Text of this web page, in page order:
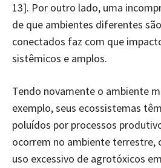
13]. Por outro lado, uma
de que ambientes diferentes
conectados faz com que
sistêmicos e amplos.
Tendo novamente o ambiente
exemplo, seus ecossistemas
poluídos por processos
ocorrem no ambiente terrestre,
uso excessivo de agrotóxicos